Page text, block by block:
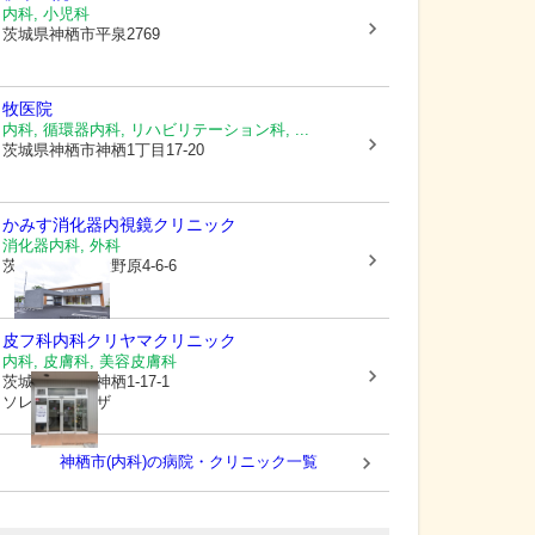
内科, 小児科
茨城県神栖市平泉2769
牧医院
内科, 循環器内科, リハビリテーション科, ...
茨城県神栖市神栖1丁目17-20
かみす消化器内視鏡クリニック
消化器内科, 外科
茨城県神栖市
大野原4-6-6
皮フ科内科クリヤマクリニック
内科, 皮膚科, 美容皮膚科
茨城県神栖市神栖1-17-1
ソレイユプラザ
神栖市(内科)の病院・クリニック一覧